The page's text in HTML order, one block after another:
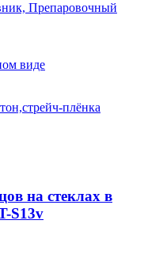
Препаровочный
виде
плёнка
на стеклах в
S13v